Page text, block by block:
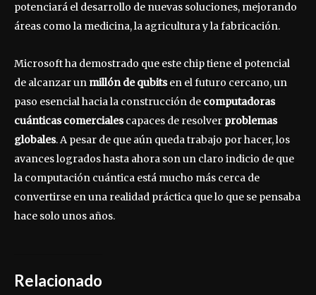
potenciará el desarrollo de nuevas soluciones, mejorando
áreas como la medicina, la agricultura y la fabricación.
Microsoft ha demostrado que este chip tiene el potencial
de alcanzar un millón de qubitsen el futuro cercano, un
paso esencial hacia la construcción de computadoras
cuánticas comercialescapaces de resolver problemas
globales. A pesar de que aún queda trabajo por hacer, los
avances logrados hasta ahora son un claro indicio de que
la computación cuántica está mucho más cerca de
convertirse en una realidad práctica que lo que se pensaba
hace solo unos años.
Relacionado